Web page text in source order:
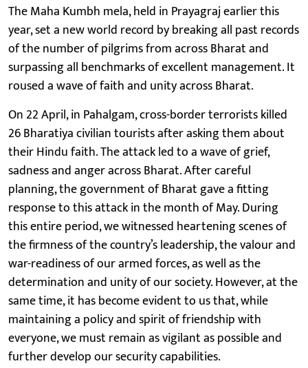
The Maha Kumbh mela, held in Prayagraj earlier this
year, set a new world record by breaking all past records
of the number of pilgrims from across Bharat and
surpassing all benchmarks of excellent management. It
roused a wave of faith and unity across Bharat.
On 22 April, in Pahalgam, cross-border terrorists killed
26 Bharatiya civilian tourists after asking them about
their Hindu faith. The attack led to a wave of grief,
sadness and anger across Bharat. After careful
planning, the government of Bharat gave a fitting
response to this attack in the month of May. During
this entire period, we witnessed heartening scenes of
the firmness of the country’s leadership, the valour and
war-readiness of our armed forces, as well as the
determination and unity of our society. However, at the
same time, it has become evident to us that, while
maintaining a policy and spirit of friendship with
everyone, we must remain as vigilant as possible and
further develop our security capabilities.